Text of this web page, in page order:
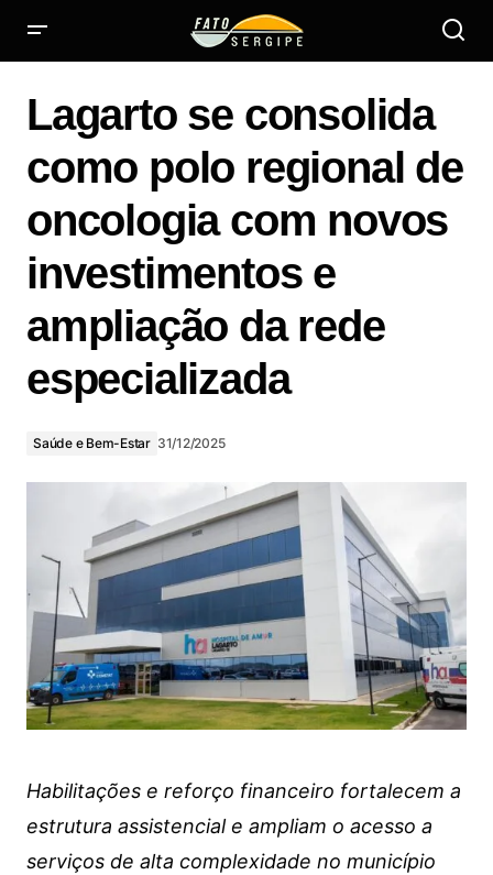
Lagarto se consolida
como polo regional de
oncologia com novos
investimentos e
ampliação da rede
especializada
Saúde e Bem-Estar 31/12/2025
Habilitações e reforço financeiro fortalecem a
estrutura assistencial e ampliam o acesso a
serviços de alta complexidade no município